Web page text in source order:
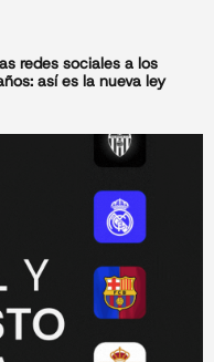
redes sociales a los
así es la nueva ley